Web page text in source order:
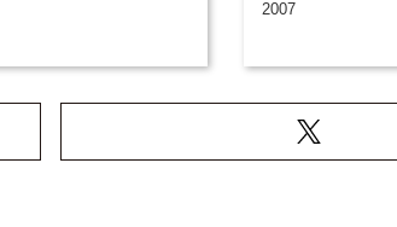
2007